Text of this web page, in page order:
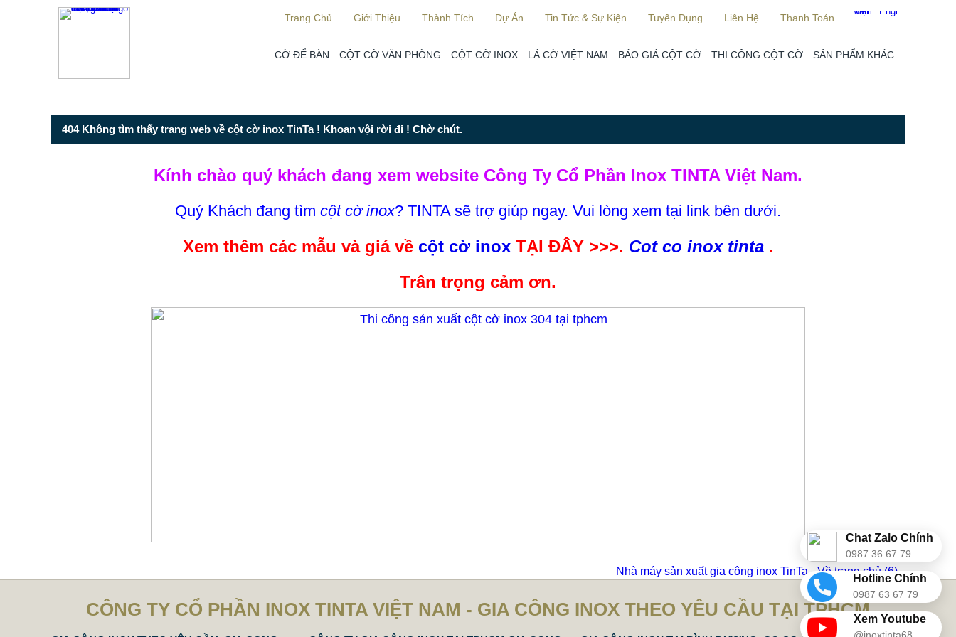
Trang Chủ Giới Thiệu Thành Tích Dự Án Tin Tức & Sự Kiện Tuyển Dụng Liên Hệ Thanh Toán
CỜ ĐỂ BÀN CỘT CỜ VĂN PHÒNG CỘT CỜ INOX LÁ CỜ VIỆT NAM BÁO GIÁ CỘT CỜ THI CÔNG CỘT CỜ SẢN PHẨM KHÁC
Từ mục này trở xuống là mã nguồn Zalo
Chat Zalo Chính
0987 36 67 79
Hotline Chính
0987 63 67 79
Xem Youtube
@inoxtinta68
404 Không tìm thấy trang web về cột cờ inox TinTa ! Khoan vội rời đi ! Chờ chút.
Kính chào quý khách đang xem website Công Ty Cổ Phần Inox TINTA Việt Nam.
Quý Khách đang tìm cột cờ inox? TINTA sẽ trợ giúp ngay. Vui lòng xem tại link bên dưới.
Xem thêm các mẫu và giá về cột cờ inoxTẠI ĐÂY >>>. Cot co inox tinta.
Trân trọng cảm ơn.
Nhà máy sản xuất gia công inox TinTa - Về trang chủ (6)
CÔNG TY CỔ PHẦN INOX TINTA VIỆT NAM - GIA CÔNG INOX THEO YÊU CẦU TẠI TPHCM